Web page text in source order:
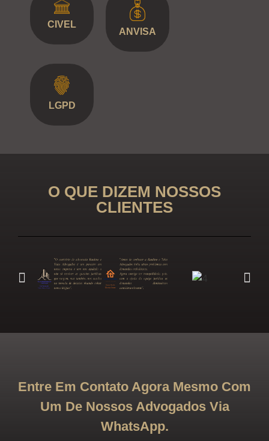
CIVEL
ANVISA
LGPD
O QUE DIZEM NOSSOS
CLIENTES
Entre Em Contato Agora Mesmo Com
Um De Nossos Advogados Via
WhatsApp.